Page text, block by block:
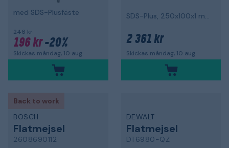
med SDS-Plusfäste
246 kr
196 kr-20%
Skickas måndag, 10 aug.
SDS-Plus, 250x100x1 mm
2 361 kr
Skickas måndag, 10 aug.
Back to work
BOSCH
Flatmejsel
2608690112
DEWALT
Flatmejsel
DT6980-QZ